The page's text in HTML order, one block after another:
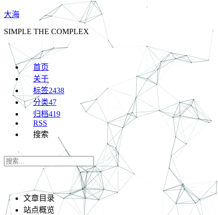
大海
SIMPLE THE COMPLEX
首页
关于
标签2438
分类47
归档419
RSS
搜索
文章目录
站点概览